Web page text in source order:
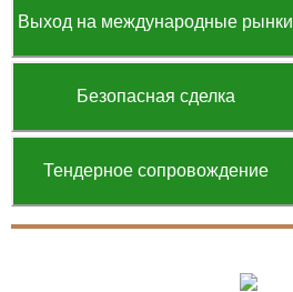
Выход на международные рынки
Безопасная сделка
Тендерное сопровождение